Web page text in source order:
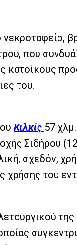
νεκροταφείο,
που
κατοίκους
του.
Κιλκίς 57
Σιδήρου (12
σχεδόν,
χρήσης του